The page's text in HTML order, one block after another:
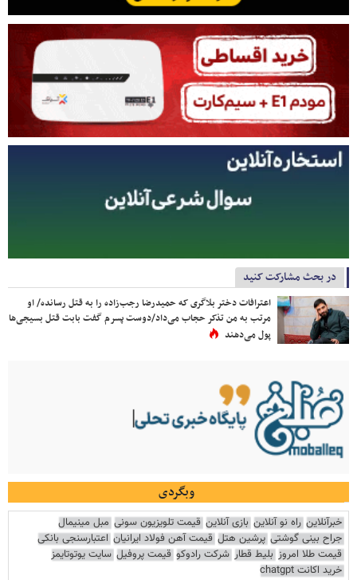
در بحث مشارکت کنید
اعترافات دختر بلاگری که حمیدرضا رجب‌زاده را به قتل رسانده/ او
مرتب به من تذکر حجاب می‌داد/دوست پسرم گفت بابت قتل بسیجی‌ها
پول می‌دهند
وبگردی
خبرآنلاین راه نو آنلاین بازی آنلاین قیمت تلویزیون سونی مبل مینیمال
جراح بینی گوشتی پرشین هتل قیمت آهن فولاد ایرانیان اعتبارسنجی بانکی
قیمت طلا امروز بلیط قطار شرکت رادوکو قیمت پروفیل سایت یوتوتایمز
خرید اکانت chatgpt